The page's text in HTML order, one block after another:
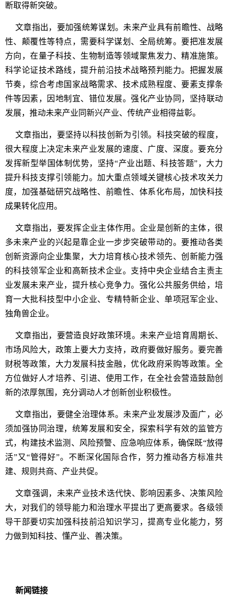
断取得新突破。
文章指出，要加强统筹谋划。未来产业具有前瞻性、战略
性、颠覆性等特点，需要科学谋划、全局统筹。要把准发展
方向，在量子科技、生物制造等领域聚焦发力、精准施策。
科学论证技术路线，提升前沿技术战略预判能力。把握发展
节奏，综合考虑国家战略需求、技术成熟程度、要素支撑条
件等因素，因地制宜、错位发展。强化产业协同，坚持联动
发展，推动未来产业同新兴产业、传统产业相得益彰。
文章指出，要坚持以科技创新为引领。科技突破的程度，
很大程度上决定未来产业发展的速度、广度、深度。要充分
发挥新型举国体制优势，坚持“产业出题、科技答题”，大力
提升科技支撑引领能力。加大重点领域关键核心技术攻关力
度，加强基础研究战略性、前瞻性、体系化布局，加快科技
成果转化应用。
文章指出，要发挥企业主体作用。企业是创新的主体，很
多未来产业的兴起是靠企业一步步突破带动的。要推动各类
创新资源向企业集聚，大力培育核心技术领先、创新能力强
的科技领军企业和高新技术企业。支持中央企业结合主责主
业发展未来产业，提升核心竞争力。强化公共服务供给，培
育一大批科技型中小企业、专精特新企业、单项冠军企业、
独角兽企业。
文章指出，要营造良好政策环境。未来产业培育周期长、
市场风险大，政策上要大力支持，政府要做好服务。要完善
财税等政策，大力发展科技金融，优化政府采购等政策。全
方位做好人才培养、引进、使用工作，在全社会营造鼓励创
新的浓厚氛围，充分调动人才创新创业积极性。
文章指出，要健全治理体系。未来产业发展涉及面广，必
须加强协同治理，统筹发展和安全，探索科学有效的监管方
式，构建技术监测、风险预警、应急响应体系，确保既“放得
活”又“管得好”。不断深化国际合作，努力推动各方标准共
建、规则共商、产业共促。
文章强调，未来产业技术迭代快、影响因素多、决策风险
大，对我们的领导能力和治理水平提出了更高要求。各级领
导干部要切实加强科技前沿知识学习，提高专业化能力，努
力做到知科技、懂产业、善决策。
新闻链接